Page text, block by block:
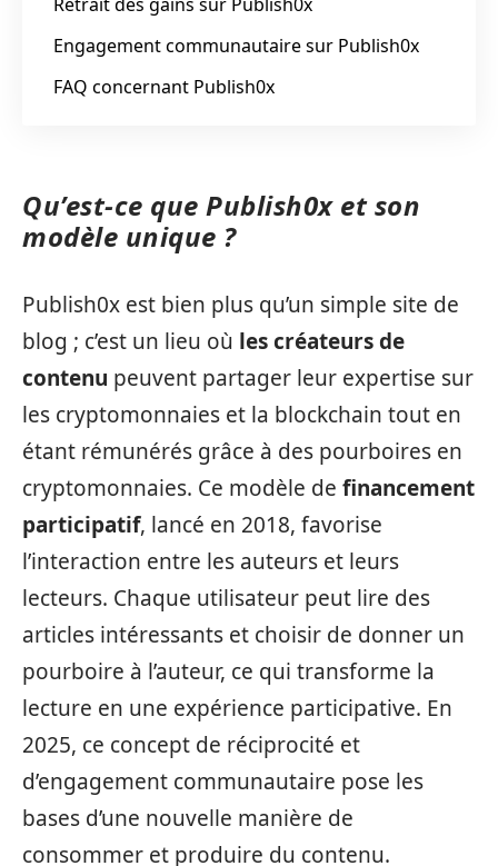
Engagement communautaire sur Publish0x
FAQ concernant Publish0x
Qu’est-ce que Publish0x et son
modèle unique ?
Publish0x est bien plus qu’un simple site de
blog ; c’est un lieu où les créateurs de
contenu peuvent partager leur expertise sur
les cryptomonnaies et la blockchain tout en
étant rémunérés grâce à des pourboires en
cryptomonnaies. Ce modèle de financement
participatif, lancé en 2018, favorise
l’interaction entre les auteurs et leurs
lecteurs. Chaque utilisateur peut lire des
articles intéressants et choisir de donner un
pourboire à l’auteur, ce qui transforme la
lecture en une expérience participative. En
2025, ce concept de réciprocité et
d’engagement communautaire pose les
bases d’une nouvelle manière de
consommer et produire du contenu.